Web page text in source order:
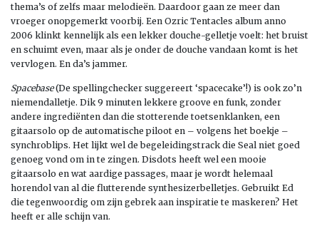
thema’s of zelfs maar melodieën. Daardoor gaan ze meer dan
vroeger onopgemerkt voorbij. Een Ozric Tentacles album anno
2006 klinkt kennelijk als een lekker douche-gelletje voelt: het bruist
en schuimt even, maar als je onder de douche vandaan komt is het
vervlogen. En da’s jammer.
Spacebase(De spellingchecker suggereert ‘spacecake’!) is ook zo’n
niemendalletje. Dik 9 minuten lekkere groove en funk, zonder
andere ingrediënten dan die stotterende toetsenklanken, een
gitaarsolo op de automatische piloot en – volgens het boekje –
synchroblips. Het lijkt wel de begeleidingstrack die Seal niet goed
genoeg vond om in te zingen. Disdots heeft wel een mooie
gitaarsolo en wat aardige passages, maar je wordt helemaal
horendol van al die flutterende synthesizerbelletjes. Gebruikt Ed
die tegenwoordig om zijn gebrek aan inspiratie te maskeren? Het
heeft er alle schijn van.